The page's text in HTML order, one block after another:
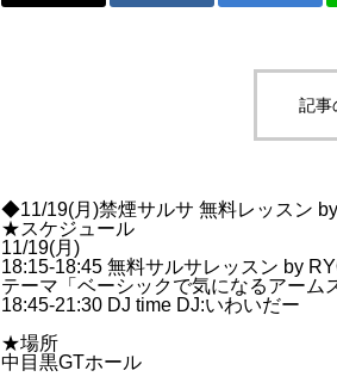
記事
◆11/19(月)禁煙サルサ 無料レッスン
★スケジュール
11/19(月)
18:15-18:45 無料サルサレッスン by
テーマ「ベーシックで気になるアーム
18:45-21:30 DJ time DJ:いわいだー
★場所
中目黒GTホール